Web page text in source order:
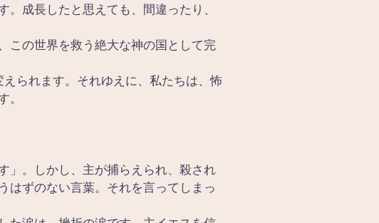
成長したと思えても、間違ったり、
この世界を救う絶大な神の国として完
られます。それゆえに、私たちは、怖
。
」。しかし、主が捕らえられ、殺され
はずのない言葉。それを言ってしまっ